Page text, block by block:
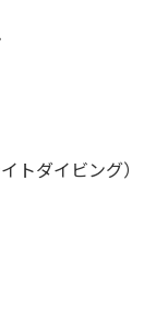
トダイビング）